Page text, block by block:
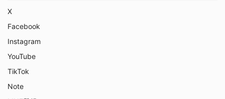
X
Facebook
Instagram
YouTube
TikTok
Note